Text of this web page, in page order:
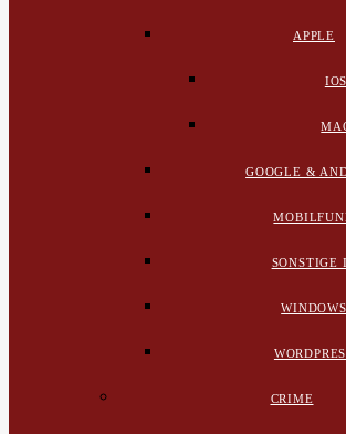
APPLE
IOS
GOOGLE &
SONSTIGE
WINDOWS
CRIME